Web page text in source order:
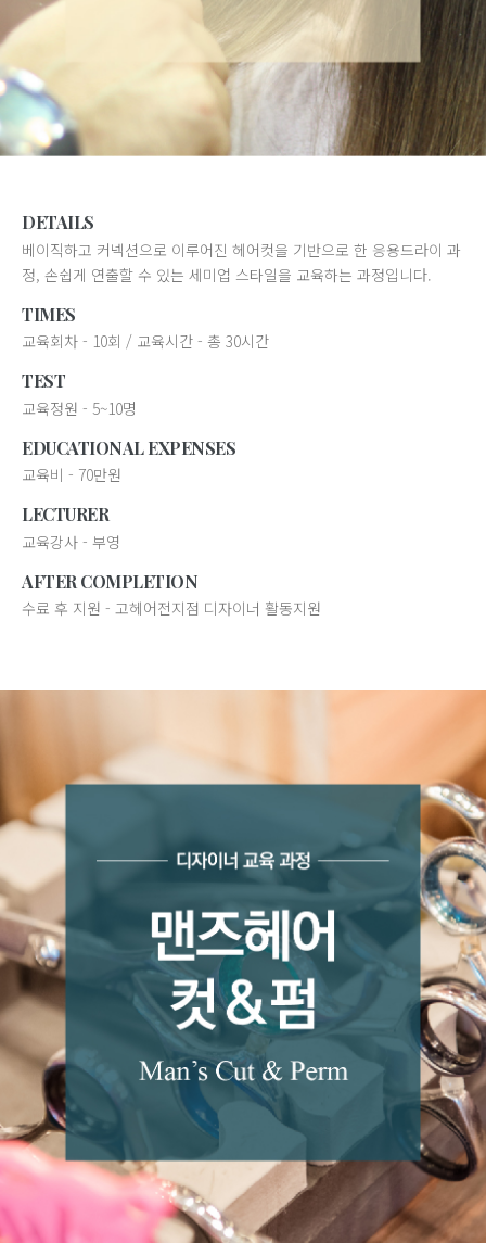
DETAILS
베이직하고 커넥션으로 이루어진 헤어컷을 기반으로 한 응용드라이 과
정, 손쉽게 연출할 수 있는 세미업 스타일을 교육하는 과정입니다.
TIMES
교육회차 - 10회 / 교육시간 - 총 30시간
TEST
교육정원 - 5~10명
EDUCATIONAL EXPENSES
교육비 - 70만원
LECTURER
교육강사 - 부영
AFTER COMPLETION
수료 후 지원 - 고헤어전지점 디자이너 활동지원